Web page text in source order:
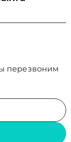
перезвоним